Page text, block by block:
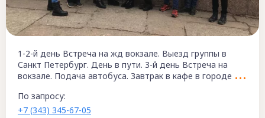
1-2-й день Встреча на жд вокзале. Выезд группы в
Санкт Петербург. День в пути. 3-й день Встреча на
вокзале. Подача автобуса. Завтрак в кафе в городе
По запросу:
+7 (343) 345-67-05